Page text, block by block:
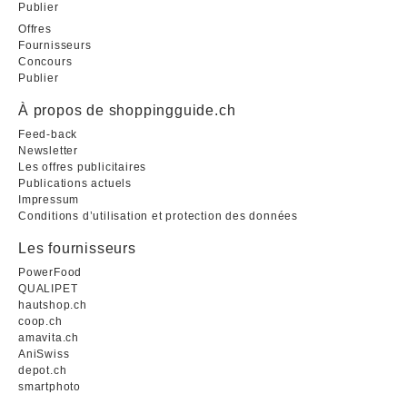
Publier
Offres
Fournisseurs
Concours
Publier
À propos de shoppingguide.ch
Feed-back
Newsletter
Les offres publicitaires
Publications actuels
Impressum
Conditions d’utilisation et protection des données
Les fournisseurs
PowerFood
QUALIPET
hautshop.ch
coop.ch
amavita.ch
AniSwiss
depot.ch
smartphoto